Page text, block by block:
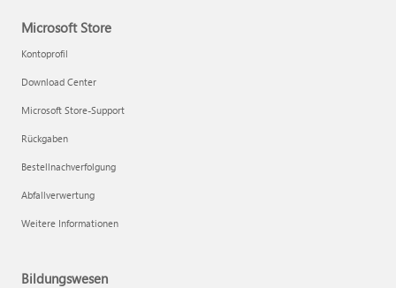
Microsoft Store
Kontoprofil
Download Center
Microsoft Store-Support
Rückgaben
Bestellnachverfolgung
Abfallverwertung
Weitere Informationen
Bildungswesen